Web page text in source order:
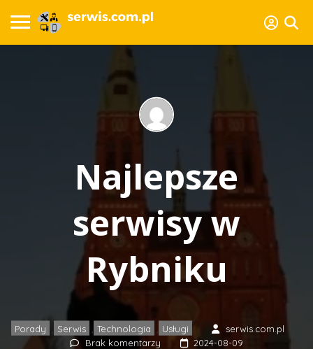
Najlepsze
serwisy w
Rybniku
Porady Serwis Technologia Usługi
serwis.com.pl
Brak komentarzy
2024-08-09